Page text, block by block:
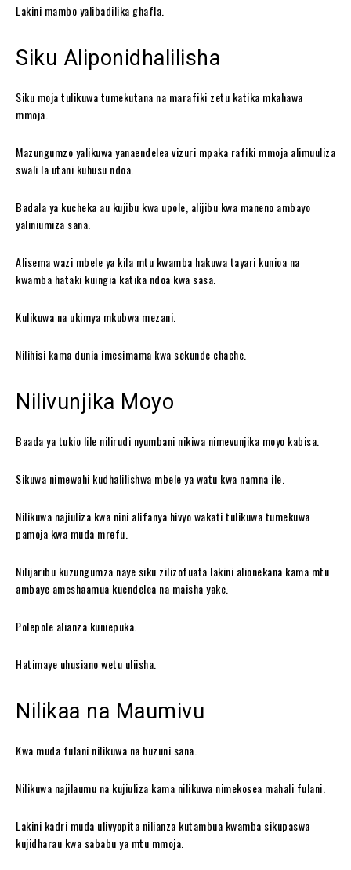
Lakini mambo yalibadilika ghafla.
Siku Aliponidhalilisha
Siku moja tulikuwa tumekutana na marafiki zetu katika mkahawa
mmoja.
Mazungumzo yalikuwa yanaendelea vizuri mpaka rafiki mmoja alimuuliza
swali la utani kuhusu ndoa.
Badala ya kucheka au kujibu kwa upole, alijibu kwa maneno ambayo
yaliniumiza sana.
Alisema wazi mbele ya kila mtu kwamba hakuwa tayari kunioa na
kwamba hataki kuingia katika ndoa kwa sasa.
Kulikuwa na ukimya mkubwa mezani.
Nilihisi kama dunia imesimama kwa sekunde chache.
Nilivunjika Moyo
Baada ya tukio lile nilirudi nyumbani nikiwa nimevunjika moyo kabisa.
Sikuwa nimewahi kudhalilishwa mbele ya watu kwa namna ile.
Nilikuwa najiuliza kwa nini alifanya hivyo wakati tulikuwa tumekuwa
pamoja kwa muda mrefu.
Nilijaribu kuzungumza naye siku zilizofuata lakini alionekana kama mtu
ambaye ameshaamua kuendelea na maisha yake.
Polepole alianza kuniepuka.
Hatimaye uhusiano wetu uliisha.
Nilikaa na Maumivu
Kwa muda fulani nilikuwa na huzuni sana.
Nilikuwa najilaumu na kujiuliza kama nilikuwa nimekosea mahali fulani.
Lakini kadri muda ulivyopita nilianza kutambua kwamba sikupaswa
kujidharau kwa sababu ya mtu mmoja.